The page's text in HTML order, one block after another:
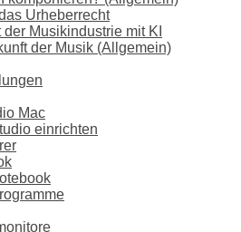
Urheberrecht
der Musikindustrie mit KI
der Musik (Allgemein)
Mac
einrichten